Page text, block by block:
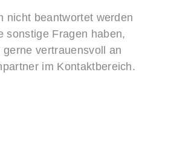
nicht beantwortet werden
sonstige Fragen haben,
vertrauensvoll an
im Kontaktbereich.